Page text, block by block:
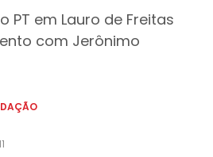
PT em Lauro de Freitas
com Jerônimo